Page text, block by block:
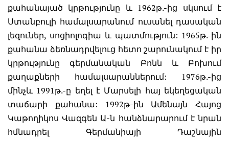
քահանայած կրթությունը և 1962թ.-ից սկսում է
Ստանբուլի համալսարանում ուսանել դասական
լեզուներ, սոցիոլոգիա և պատմություն: 1965թ.-ին
քահանա ձեռնադրվելուց հետո շարունակում է իր
կրթությունը գերմանական Բոնն և Բոխում
քաղաքների համալսարաններում: 1976թ.-ից
մինչև 1991թ.-ը եղել է Մարսելի հայ եկեղեցական
տաճարի քահանա: 1992թ-ին Ամենայն Հայոց
Կաթողիկոս Վազգեն Ա-ն հանձնարարում է նրան
հմնադրել Գերմանիայի Դաշնային